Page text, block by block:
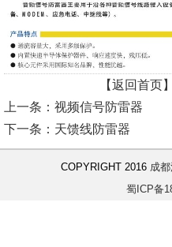
【返回首页】
上一条：视频信号防雷器
下一条：天馈线防雷器
COPYRIGHT 2016 成
蜀ICP备